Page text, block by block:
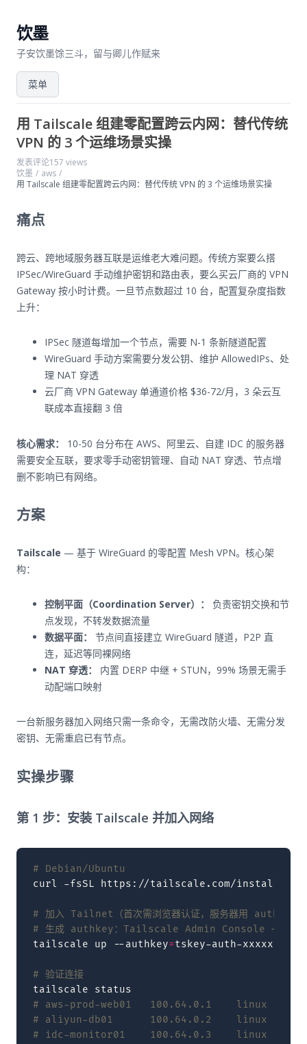
饮墨
子安饮墨馀三斗，留与卿儿作赋来
菜单
用 Tailscale 组建零配置跨云内网：替代传统
VPN 的 3 个运维场景实操
发表评论157 views
饮墨 / aws /
用 Tailscale 组建零配置跨云内网：替代传统 VPN 的 3 个运维场景实操
痛点
跨云、跨地域服务器互联是运维老大难问题。传统方案要么搭
IPSec/WireGuard 手动维护密钥和路由表，要么买云厂商的 VPN
Gateway 按小时计费。一旦节点数超过 10 台，配置复杂度指数
上升：
IPSec 隧道每增加一个节点，需要 N-1 条新隧道配置
WireGuard 手动方案需要分发公钥、维护 AllowedIPs、处
理 NAT 穿透
云厂商 VPN Gateway 单通道价格 $36-72/月，3 朵云互
联成本直接翻 3 倍
核心需求：
10-50 台分布在 AWS、阿里云、自建 IDC 的服务器
需要安全互联，要求零手动密钥管理、自动 NAT 穿透、节点增
删不影响已有网络。
方案
Tailscale — 基于 WireGuard 的零配置 Mesh VPN。核心架
构：
控制平面（Coordination Server）：
负责密钥交换和节
点发现，不转发数据流量
数据平面：
节点间直接建立 WireGuard 隧道，P2P 直
连，延迟等同裸网络
NAT 穿透：
内置 DERP 中继 + STUN，99% 场景无需手
动配端口映射
一台新服务器加入网络只需一条命令，无需改防火墙、无需分发
密钥、无需重启已有节点。
实操步骤
第 1 步：安装 Tailscale 并加入网络
# Debian/Ubuntu
curl
-fsSL https://tailscale.com/install.sh
# 加入 Tailnet（首次需浏览器认证，服务器用 authkey）
# 生成 authkey：Tailscale Admin Console →
tailscale
up --authkey=tskey-auth-xxxxx
# 验证连接
tailscale
# aws-prod-web01   100.64.0.1    linux   -
# aliyun-db01      100.64.0.2    linux   -
# idc-monitor01    100.64.0.3    linux   -